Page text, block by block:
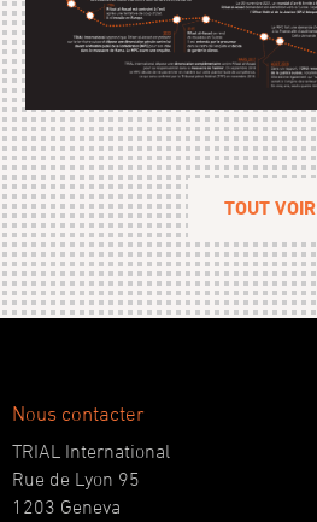
TOUT VOIR
Nous contacter
TRIAL International
Rue de Lyon 95
1203 Geneva